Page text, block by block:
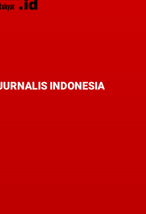
INDONESIA